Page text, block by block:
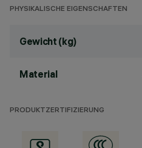
PHYSIKALISCHE EIGENSCHAFTEN
Gewicht (kg)
Material
PRODUKTZERTIFIZIERUNG